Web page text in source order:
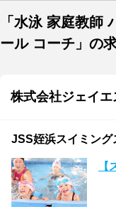
「水泳 家庭教師
ール コーチ」の
株式会社ジェイエ
JSS姪浜スイミング